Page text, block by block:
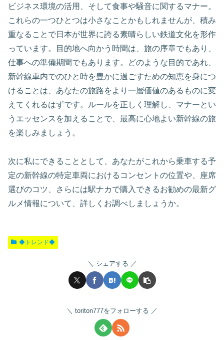
ビジネス環境の活用、そして食事や騒音に関するマナー。
これらの一つひとつは小さなことかもしれませんが、積み
重なることで日本が世界に誇る素晴らしい鉄道文化を形作
っています。目的地へ向かう時間は、旅の序章でもあり、
仕事への準備期間でもあります。どのような目的であれ、
新幹線車内でのひと時を豊かに過ごすための知恵を身につ
けることは、あなたの旅路をより一層価値のあるものに変
えてくれるはずです。ルールを正しく理解し、マナーとい
うエッセンスを加えることで、最高に心地よい新幹線の旅
を楽しみましょう。
次に私にできることとして、あなたがこれから乗車する予
定の新幹線の特定車両におけるコンセントの位置や、座席
選びのコツ、さらには駅ナカで購入できるお勧めの最新グ
ルメ情報について、詳しくお調べしましょうか。
◆トレンド◆
シェアする
toriton777をフォローする